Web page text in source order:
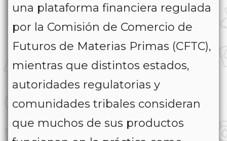
una plataforma financiera regulada
por la Comisión de Comercio de
Futuros de Materias Primas (CFTC),
mientras que distintos estados,
autoridades regulatorias y
comunidades tribales consideran
que muchos de sus productos